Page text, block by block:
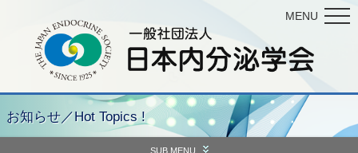
MENU
お知らせ／Hot Topics !
SUB MENU